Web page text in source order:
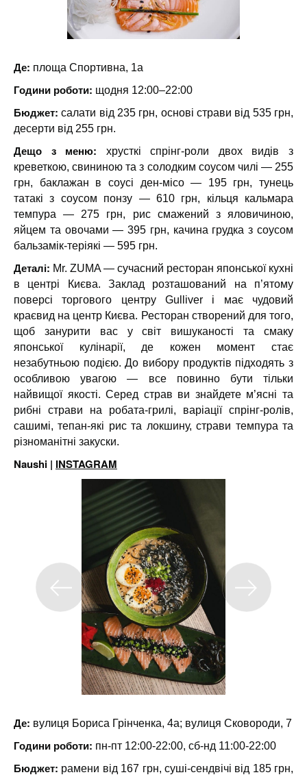
Де: площа Спортивна, 1а
Години роботи: щодня 12:00–22:00
Бюджет:салати від 235 грн, основі страви від 535 грн,
десерти від 255 грн.
Дещо з меню: хрусткі спрінг-роли двох видів з
креветкою, свининою та з солодким соусом чилі — 255
грн, баклажан в соусі ден-місо — 195 грн, тунець
татакі з соусом понзу — 610 грн, кільця кальмара
темпура — 275 грн, рис смажений з яловичиною,
яйцем та овочами — 395 грн, качина грудка з соусом
бальзамік-теріякі — 595 грн.
Деталі: Mr. ZUMA — сучасний ресторан японської кухні
в центрі Києва. Заклад розташований на п’ятому
поверсі торгового центру Gulliver і має чудовий
краєвид на центр Києва. Ресторан створений для того,
щоб занурити вас у світ вишуканості та смаку
японської кулінарії, де кожен момент стає
незабутньою подією. До вибору продуктів підходять з
особливою увагою — все повинно бути тільки
найвищої якості. Серед страв ви знайдете м’ясні та
рибні страви на робата-грилі, варіації спрінг-ролів,
сашимі, тепан-які рис та локшину, страви темпура та
різноманітні закуски.
Naushi | INSTAGRAM
Де: вулиця Бориса Грінченка, 4а; вулиця Сковороди, 7
Години роботи: пн-пт 12:00-22:00, сб-нд 11:00-22:00
Бюджет: рамени від 167 грн, суші-сендвічі від 185 грн,